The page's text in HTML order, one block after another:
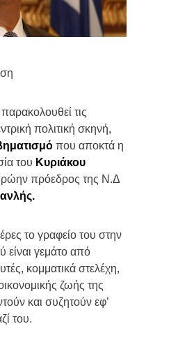
τις
πολιτική σκηνή,
που αποκτά η
του Κυριάκου
πρόεδρος της Ν.Δ
το γραφείο του στην
είναι γεμάτο από
κομματικά στελέχη,
ζωής της
και συζητούν εφ’
του.